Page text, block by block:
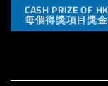
CASH PRIZE OF
每個得獎項目獎